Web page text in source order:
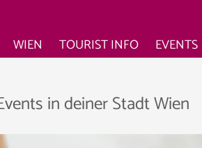
WIEN TOURIST INFO EVENTS
in deiner Stadt Wien